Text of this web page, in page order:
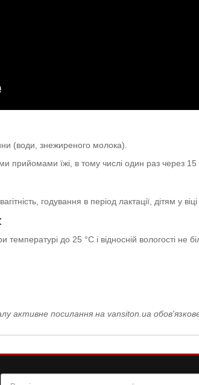
(води, знежиреного молока).
їжі, в тому числі один раз через 15
годування в період лактації, дітям у
температурі до 25 °С і відносній вологості не
активне посилання на vansiton.ua